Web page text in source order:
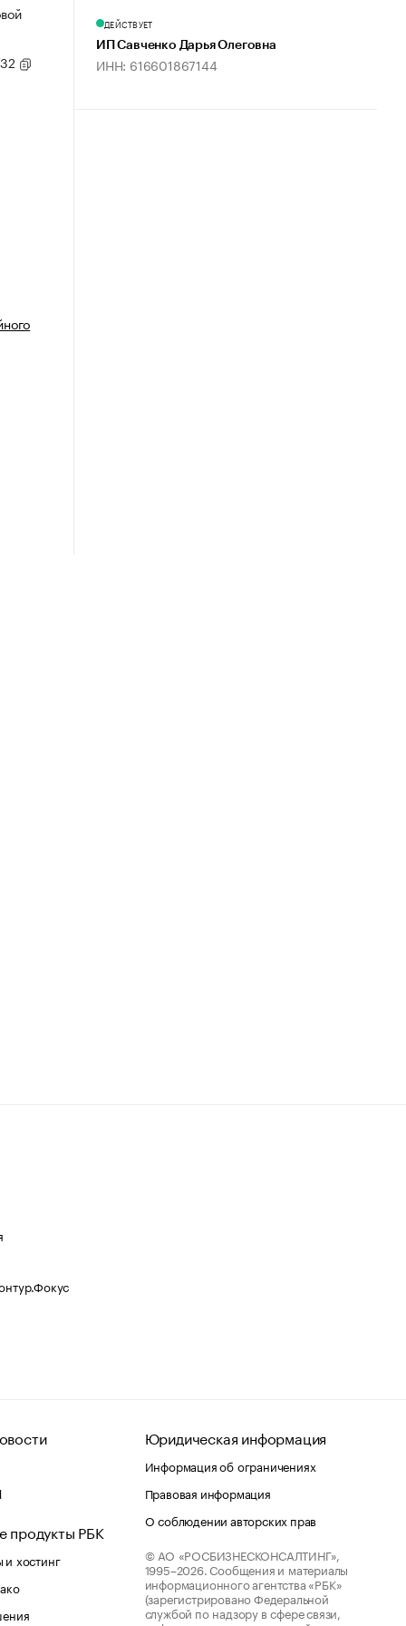
ДЕЙСТВУЕТ
ИП Савченко Дарья Олеговна
ИНН: 616601867144
продукты РБК
хостинг
Юридическая информация
Информация об ограничениях
Правовая информация
О соблюдении авторских прав
© АО «РОСБИЗНЕСКОНСАЛТИНГ»,
1995–2026. Сообщения и материалы
информационного агентства «РБК»
(зарегистрировано Федеральной
службой по надзору в сфере связи,